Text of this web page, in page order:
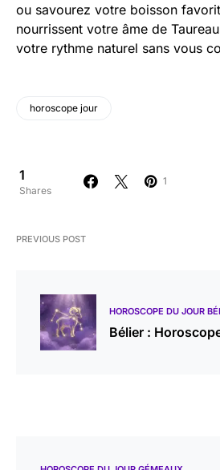
ou savourez votre boisson
nourrissent votre âme de
votre rythme naturel sans vous
horoscope jour
1
Shares
1
PREVIOUS POST
HOROSCOPE DU JOUR
Bélier :